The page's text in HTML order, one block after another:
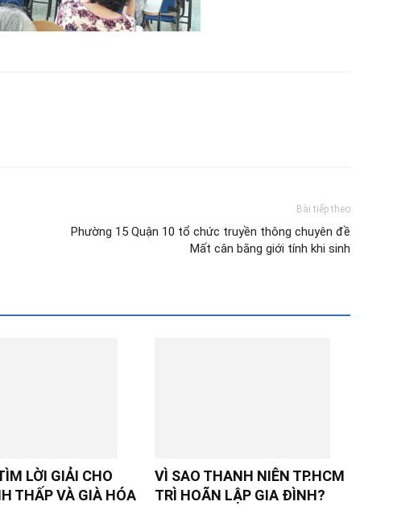
Bài tiếp theo
Phường 15 Quận 10 tổ chức truyền thông chuyên đề
Mất cân bằng giới tính khi sinh
LỜI GIẢI CHO
THẤP VÀ GIÀ HÓA
VÌ SAO THANH NIÊN TP.HCM
TRÌ HOÃN LẬP GIA ĐÌNH?